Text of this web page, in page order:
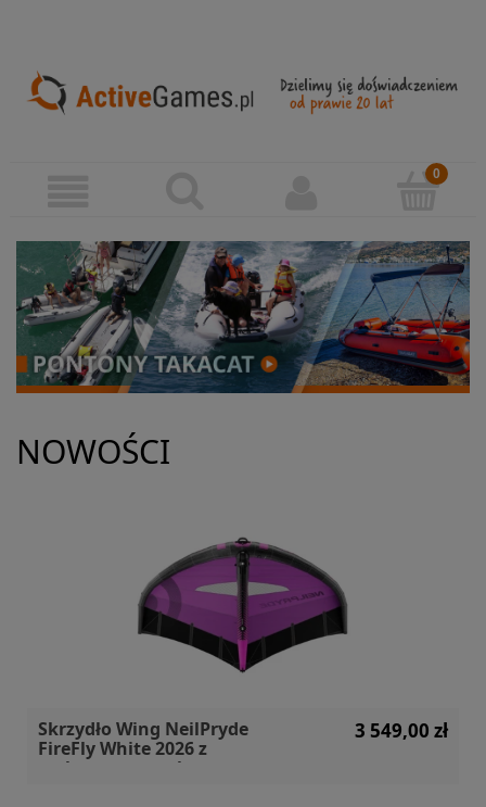
NOWOŚCI
Skrzydło Wing NeilPryde
FireFly White 2026 z
carbonowym uchwytem
3 549,00 zł